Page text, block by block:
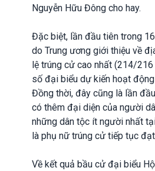
Nguyễn Hữu Đông cho hay.
Đặc biệt, lần đầu tiên trong
do Trung ương giới thiệu về
lệ trúng cử cao nhất (214/
số đại biểu dự kiến hoạt
Đồng thời, đây cũng là lần
có thêm đại diện của người
những dân tộc ít người nhất
là phụ nữ trúng cử tiếp tục
Về kết quả bầu cử đại biểu